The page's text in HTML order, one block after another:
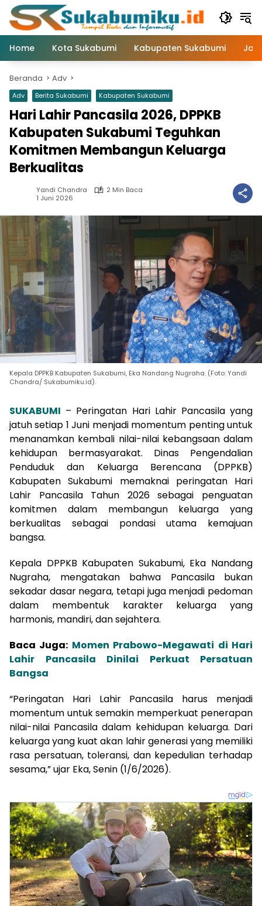
Langsung
konten
Home
Kota Sukabumi Kabupaten Sukabumi
Beranda Adv
Adv Berita Sukabumi Kabupaten Sukabumi
Hari Lahir Pancasila 2026, DPPKB
Kabupaten Sukabumi Teguhkan
Komitmen Membangun Keluarga
Berkualitas
Yandi Chandra
2 Min Baca
1 Juni 2026
Kepala DPPKB Kabupaten Sukabumi, Eka Nandang Nugraha. (Foto: Yandi
Chandra/ Sukabumiku.id).
SUKABUMI – Peringatan Hari Lahir Pancasila yang
jatuh setiap 1 Juni menjadi momentum penting untuk
menanamkan kembali nilai-nilai kebangsaan dalam
kehidupan bermasyarakat. Dinas Pengendalian
Penduduk dan Keluarga Berencana (DPPKB)
Kabupaten Sukabumi memaknai peringatan Hari
Lahir Pancasila Tahun 2026 sebagai penguatan
komitmen dalam membangun keluarga yang
berkualitas sebagai pondasi utama kemajuan
bangsa.
Kepala DPPKB Kabupaten Sukabumi, Eka Nandang
Nugraha, mengatakan bahwa Pancasila bukan
sekadar dasar negara, tetapi juga menjadi pedoman
dalam membentuk karakter keluarga yang
harmonis, mandiri, dan sejahtera.
Baca Juga: Momen Prabowo-Megawati di Hari
Lahir Pancasila Dinilai Perkuat Persatuan
Bangsa
“Peringatan Hari Lahir Pancasila harus menjadi
momentum untuk semakin memperkuat penerapan
nilai-nilai Pancasila dalam kehidupan keluarga. Dari
keluarga yang kuat akan lahir generasi yang memiliki
rasa persatuan, toleransi, dan kepedulian terhadap
sesama,” ujar Eka, Senin (1/6/2026).